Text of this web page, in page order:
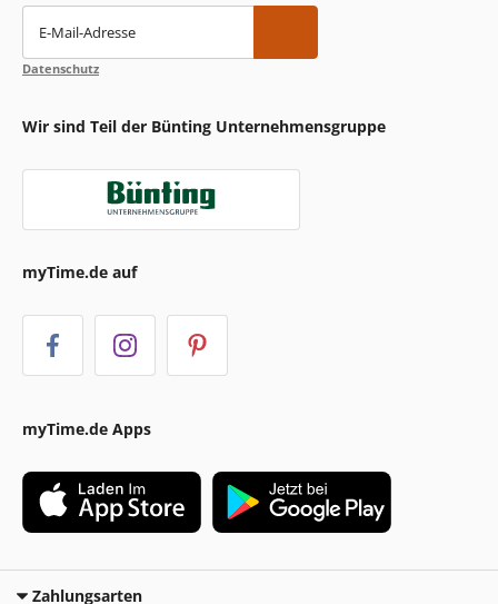
E-Mail-Adresse
Datenschutz
Wir sind Teil der Bünting Unternehmensgruppe
myTime.de auf
myTime.de Apps
Zahlungsarten